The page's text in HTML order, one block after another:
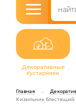
Декоративные
кустарники
Главная —
Кизильник блестящий